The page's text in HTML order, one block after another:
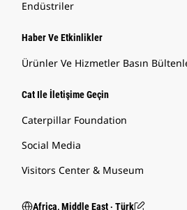
Endüstriler
Haber Ve Etkinlikler
Ürünler Ve Hizmetler Basın
Cat Ile İletişime Geçin
Caterpillar Foundation
Social Media
Visitors Center & Museum
Africa, Middle East ‧ Türk